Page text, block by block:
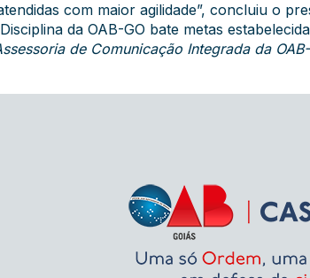
com maior agilidade”, concluiu o
da OAB-GO bate metas
de Comunicação Integrada da